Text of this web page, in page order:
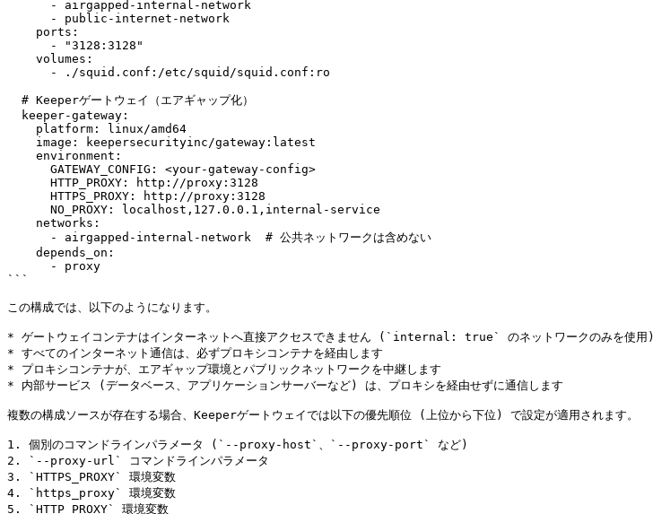
```
この構成では、以下のようになります。
* ゲートウェイコンテナはインターネットへ直接アクセスできません (`internal: true` のネットワークのみを使用)
* すべてのインターネット通信は、必ずプロキシコンテナを経由します
* プロキシコンテナが、エアギャップ環境とパブリックネットワークを中継します
* 内部サービス (データベース、アプリケーションサーバーなど) は、プロキシを経由せずに通信します
複数の構成ソースが存在する場合、Keeperゲートウェイでは以下の優先順位 (上位から下位) で設定が適用されます。
1. 個別のコマンドラインパラメータ (`--proxy-host`、`--proxy-port` など)
2. `--proxy-url` コマンドラインパラメータ
3. `HTTPS_PROXY` 環境変数
4. `https_proxy` 環境変数
5. `HTTP_PROXY` 環境変数